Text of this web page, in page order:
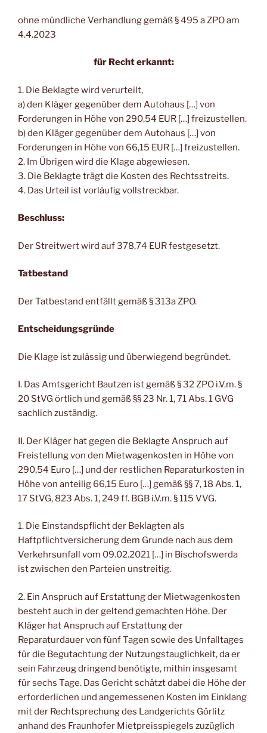
ohne mündliche Verhandlung gemäß § 495 a ZPO am
4.4.2023
für Recht erkannt:
1. Die Beklagte wird verurteilt,
a) den Kläger gegenüber dem Autohaus […] von
Forderungen in Höhe von 290,54 EUR […] freizustellen.
b) den Kläger gegenüber dem Autohaus […] von
Forderungen in Höhe von 66,15 EUR […] freizustellen.
2. Im Übrigen wird die Klage abgewiesen.
3. Die Beklagte trägt die Kosten des Rechtsstreits.
4. Das Urteil ist vorläufig vollstreckbar.
Beschluss:
Der Streitwert wird auf 378,74 EUR festgesetzt.
Tatbestand
Der Tatbestand entfällt gemäß § 313a ZPO.
Entscheidungsgründe
Die Klage ist zulässig und überwiegend begründet.
I. Das Amtsgericht Bautzen ist gemäß § 32 ZPO i.V.m. §
20 StVG örtlich und gemäß §§ 23 Nr. 1, 71 Abs. 1 GVG
sachlich zuständig.
II. Der Kläger hat gegen die Beklagte Anspruch auf
Freistellung von den Mietwagenkosten in Höhe von
290,54 Euro […] und der restlichen Reparaturkosten in
Höhe von anteilig 66,15 Euro […] gemäß §§ 7, 18 Abs. 1,
17 StVG, 823 Abs. 1, 249 ff. BGB i.V.m. § 115 VVG.
1. Die Einstandspflicht der Beklagten als
Haftpflichtversicherung dem Grunde nach aus dem
Verkehrsunfall vom 09.02.2021 […] in Bischofswerda
ist zwischen den Parteien unstreitig.
2. Ein Anspruch auf Erstattung der Mietwagenkosten
besteht auch in der geltend gemachten Höhe. Der
Kläger hat Anspruch auf Erstattung der
Reparaturdauer von fünf Tagen sowie des Unfalltages
für die Begutachtung der Nutzungstauglichkeit, da er
sein Fahrzeug dringend benötigte, mithin insgesamt
für sechs Tage. Das Gericht schätzt dabei die Höhe der
erforderlichen und angemessenen Kosten im Einklang
mit der Rechtsprechung des Landgerichts Görlitz
anhand des Fraunhofer Mietpreisspiegels zuzüglich